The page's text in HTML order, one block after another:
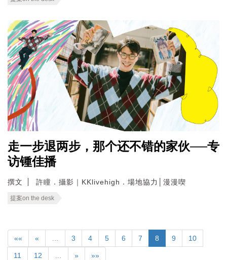
走一步退两步，那个还不错的家伙──专
访锺佳播
撰文 許瞳．攝影｜KKlivehigh．場地協力│漫漫喫
提案on the desk
«« « 3 4 5 6 7 8 9 10
11 12 » »»